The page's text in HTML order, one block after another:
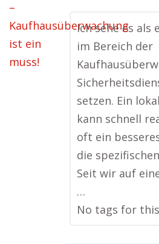
Ich sehe es als
im Bereich der
setzen. Ein
kann schnell
oft ein
die
Seit wir auf
…
No tags for